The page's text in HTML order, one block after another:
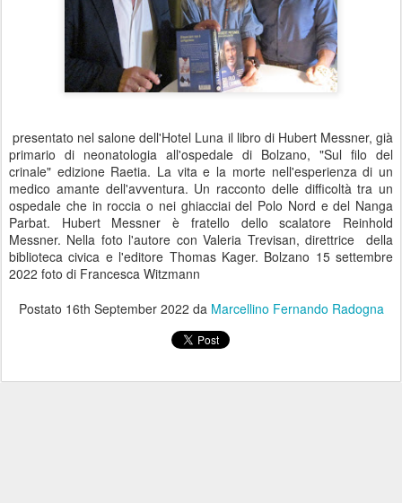
presentato nel salone dell'Hotel Luna il libro di Hubert Messner, già
primario di neonatologia all'ospedale di Bolzano, "Sul filo del
crinale" edizione Raetia. La vita e la morte nell'esperienza di un
medico amante dell'avventura. Un racconto delle difficoltà tra un
ospedale che in roccia o nei ghiacciai del Polo Nord e del Nanga
Parbat. Hubert Messner è fratello dello scalatore Reinhold
Messner. Nella foto l'autore con Valeria Trevisan, direttrice della
biblioteca civica e l'editore Thomas Kager. Bolzano 15 settembre
2022 foto di Francesca Witzmann
Postato 16th September 2022 da Marcellino Fernando Radogna